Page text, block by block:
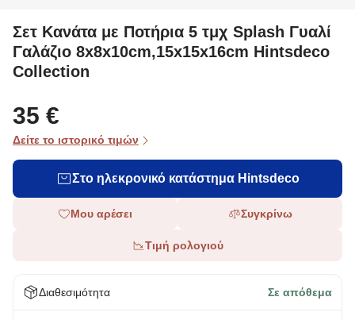
Σετ Κανάτα με Ποτήρια 5 τμχ Splash Γυαλί
Γαλάζιο 8x8x10cm,15x15x16cm Hintsdeco
Collection
35 €
Δείτε το ιστορικό τιμών
Στο ηλεκρονικό κατάστημα Hintsdeco
Μου αρέσει Συγκρίνω
Τιμή ρολογιού
Διαθεσιμότητα Σε απόθεμα